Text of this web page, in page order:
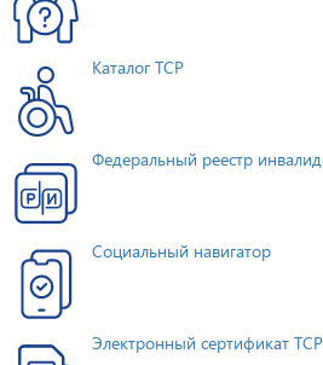
Каталог ТСР
Федеральный реестр
Социальный навигатор
Электронный сертификат ТСР